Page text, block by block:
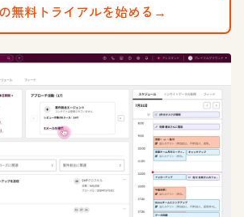
無料トライアルを始める→